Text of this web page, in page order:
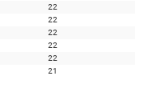
22
22
22
22
22
21